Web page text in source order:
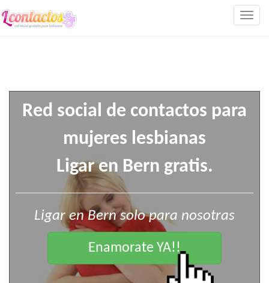
Red social de contactos para
mujeres lesbianas
Ligar en Bern gratis.
Ligar en Bern solo para nosotras
Enamorate YA!!